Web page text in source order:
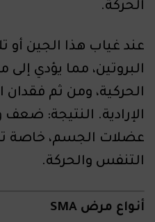
الحركة.
عند غياب هذا الجين أو
البروتين، مما يؤدي إلى
الحركية، ومن ثم
الإرادية. النتيجة:
عضلات الجسم، خاصة
التنفس والحركة.
أنواع مرض SMA